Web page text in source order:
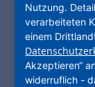
KOSTEN
Nebenkosten
Heizkosten
Nutzung.
verarbeiteten
einem
Akzeptieren“
widerruflich -